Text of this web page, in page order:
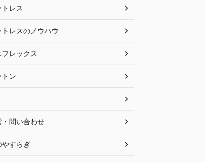
トレス
トレスのノウハウ
フレックス
トン
・問い合わせ
やすらぎ